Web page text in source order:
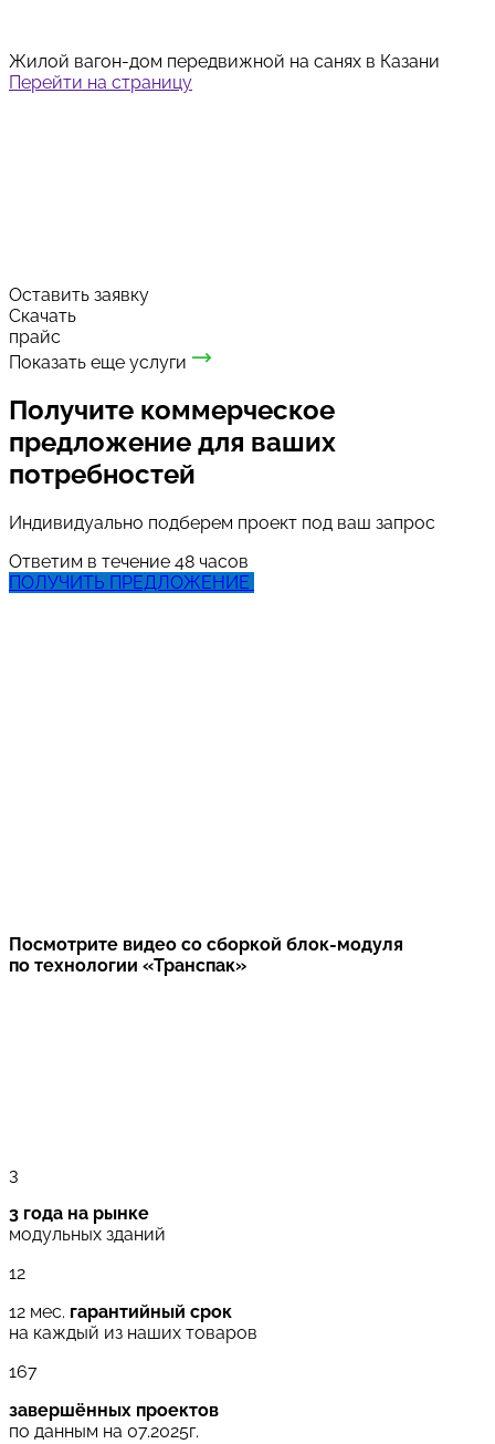
Жилой вагон-дом передвижной на санях в Казани
Перейти на страницу
Оставить заявку
Скачать
прайс
Показать еще услуги
Получите коммерческое
предложение для ваших
потребностей
Индивидуально подберем проект под ваш запрос
Ответим в течение 48 часов
ПОЛУЧИТЬ ПРЕДЛОЖЕНИЕ
Посмотрите видео со сборкой блок-модуля
по технологии «Транспак»
3
3 года на рынке
модульных зданий
12
12 мес. гарантийный срок
на каждый из наших товаров
167
завершённых проектов
по данным на 07.2025г.